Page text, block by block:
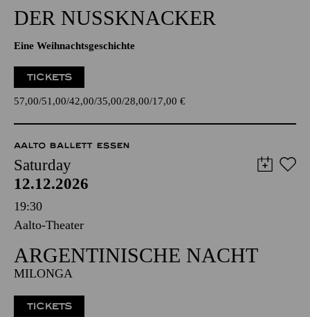
DER NUSSKNACKER
Eine Weihnachtsgeschichte
TICKETS
57,00 51,00 42,00 35,00 28,00 17,00 €
AALTO BALLETT ESSEN
Saturday
12.12.2026
19:30
Aalto-Theater
ARGENTINISCHE NACHT
MILONGA
TICKETS